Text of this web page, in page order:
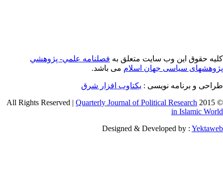
حقوق این وب سایت متعلق بهفصلنامه علمي- پژوهشي
سیاسی جهان اسلاممی باشد.
و برنامه نویسی : یکتاوب افزار شرق
©
Quarterly Journal of Political Research
in Islamic
Designed & Developed by :